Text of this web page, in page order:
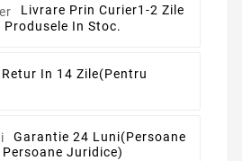
Livrare Prin Curier1-2 Zile
In Stoc.
Retur In 14 Zile(pentru
Garantie 24 Luni(persoane
Juridice)